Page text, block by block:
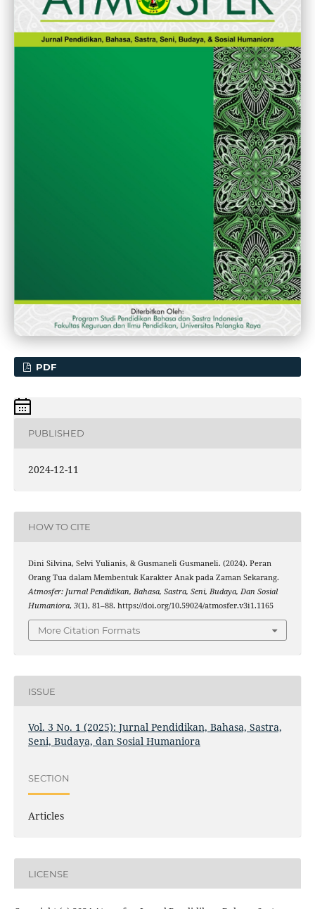
PDF
PUBLISHED
2024-12-11
HOW TO CITE
Dini Silvina, Selvi Yulianis, & Gusmaneli Gusmaneli. (2024). Peran
Orang Tua dalam Membentuk Karakter Anak pada Zaman Sekarang.
Atmosfer: Jurnal Pendidikan, Bahasa, Sastra, Seni, Budaya, Dan Sosial
Humaniora, 3(1), 81–88. https://doi.org/10.59024/atmosfer.v3i1.1165
More Citation Formats
ISSUE
Vol. 3 No. 1 (2025): Jurnal Pendidikan, Bahasa, Sastra,
Seni, Budaya, dan Sosial Humaniora
SECTION
Articles
LICENSE